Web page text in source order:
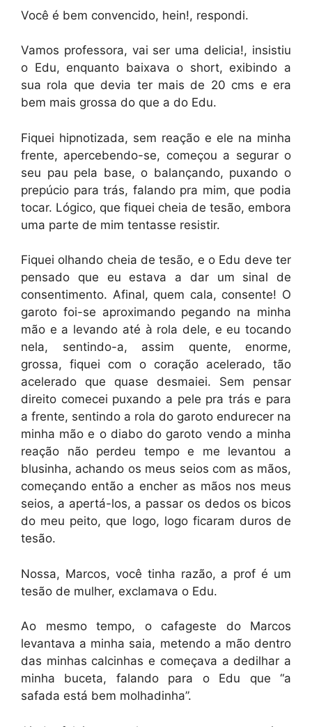
Você é bem convencido, hein!, respondi.
Vamos professora, vai ser uma delicia!, insistiu
o Edu, enquanto baixava o short, exibindo a
sua rola que devia ter mais de 20 cms e era
bem mais grossa do que a do Edu.
Fiquei hipnotizada, sem reação e ele na minha
frente, apercebendo-se, começou a segurar o
seu pau pela base, o balançando, puxando o
prepúcio para trás, falando pra mim, que podia
tocar. Lógico, que fiquei cheia de tesão, embora
uma parte de mim tentasse resistir.
Fiquei olhando cheia de tesão, e o Edu deve ter
pensado que eu estava a dar um sinal de
consentimento. Afinal, quem cala, consente! O
garoto foi-se aproximando pegando na minha
mão e a levando até à rola dele, e eu tocando
nela, sentindo-a, assim quente, enorme,
grossa, fiquei com o coração acelerado, tão
acelerado que quase desmaiei. Sem pensar
direito comecei puxando a pele pra trás e para
a frente, sentindo a rola do garoto endurecer na
minha mão e o diabo do garoto vendo a minha
reação não perdeu tempo e me levantou a
blusinha, achando os meus seios com as mãos,
começando então a encher as mãos nos meus
seios, a apertá-los, a passar os dedos os bicos
do meu peito, que logo, logo ficaram duros de
tesão.
Nossa, Marcos, você tinha razão, a prof é um
tesão de mulher, exclamava o Edu.
Ao mesmo tempo, o cafageste do Marcos
levantava a minha saia, metendo a mão dentro
das minhas calcinhas e começava a dedilhar a
minha buceta, falando para o Edu que “a
safada está bem molhadinha”.